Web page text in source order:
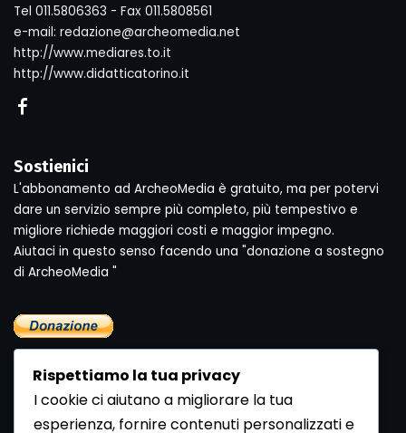
Tel 011.5806363 - Fax 011.5808561
e-mail: redazione@archeomedia.net
http://www.mediares.to.it
http://www.didatticatorino.it
Sostienici
L'abbonamento ad ArcheoMedia è gratuito, ma per potervi
dare un servizio sempre più completo, più tempestivo e
migliore richiede maggiori costi e maggior impegno.
Aiutaci in questo senso facendo una "donazione a sostegno
di ArcheoMedia "
Rispettiamo la tua privacy
I cookie ci aiutano a migliorare la tua
esperienza, fornire contenuti personalizzati e